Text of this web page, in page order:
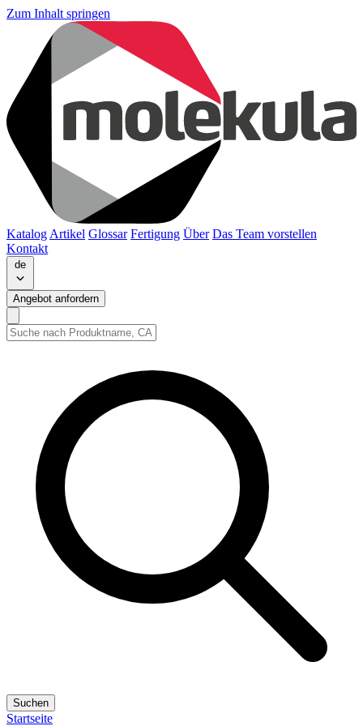
Zum Inhalt springen
Katalog Artikel Glossar Fertigung Über Das Team vorstellen
Kontakt
de
Angebot anfordern
Suchen
Startseite